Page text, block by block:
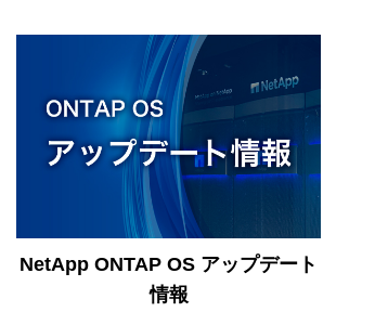
NetApp ONTAP OS アップデート
情報